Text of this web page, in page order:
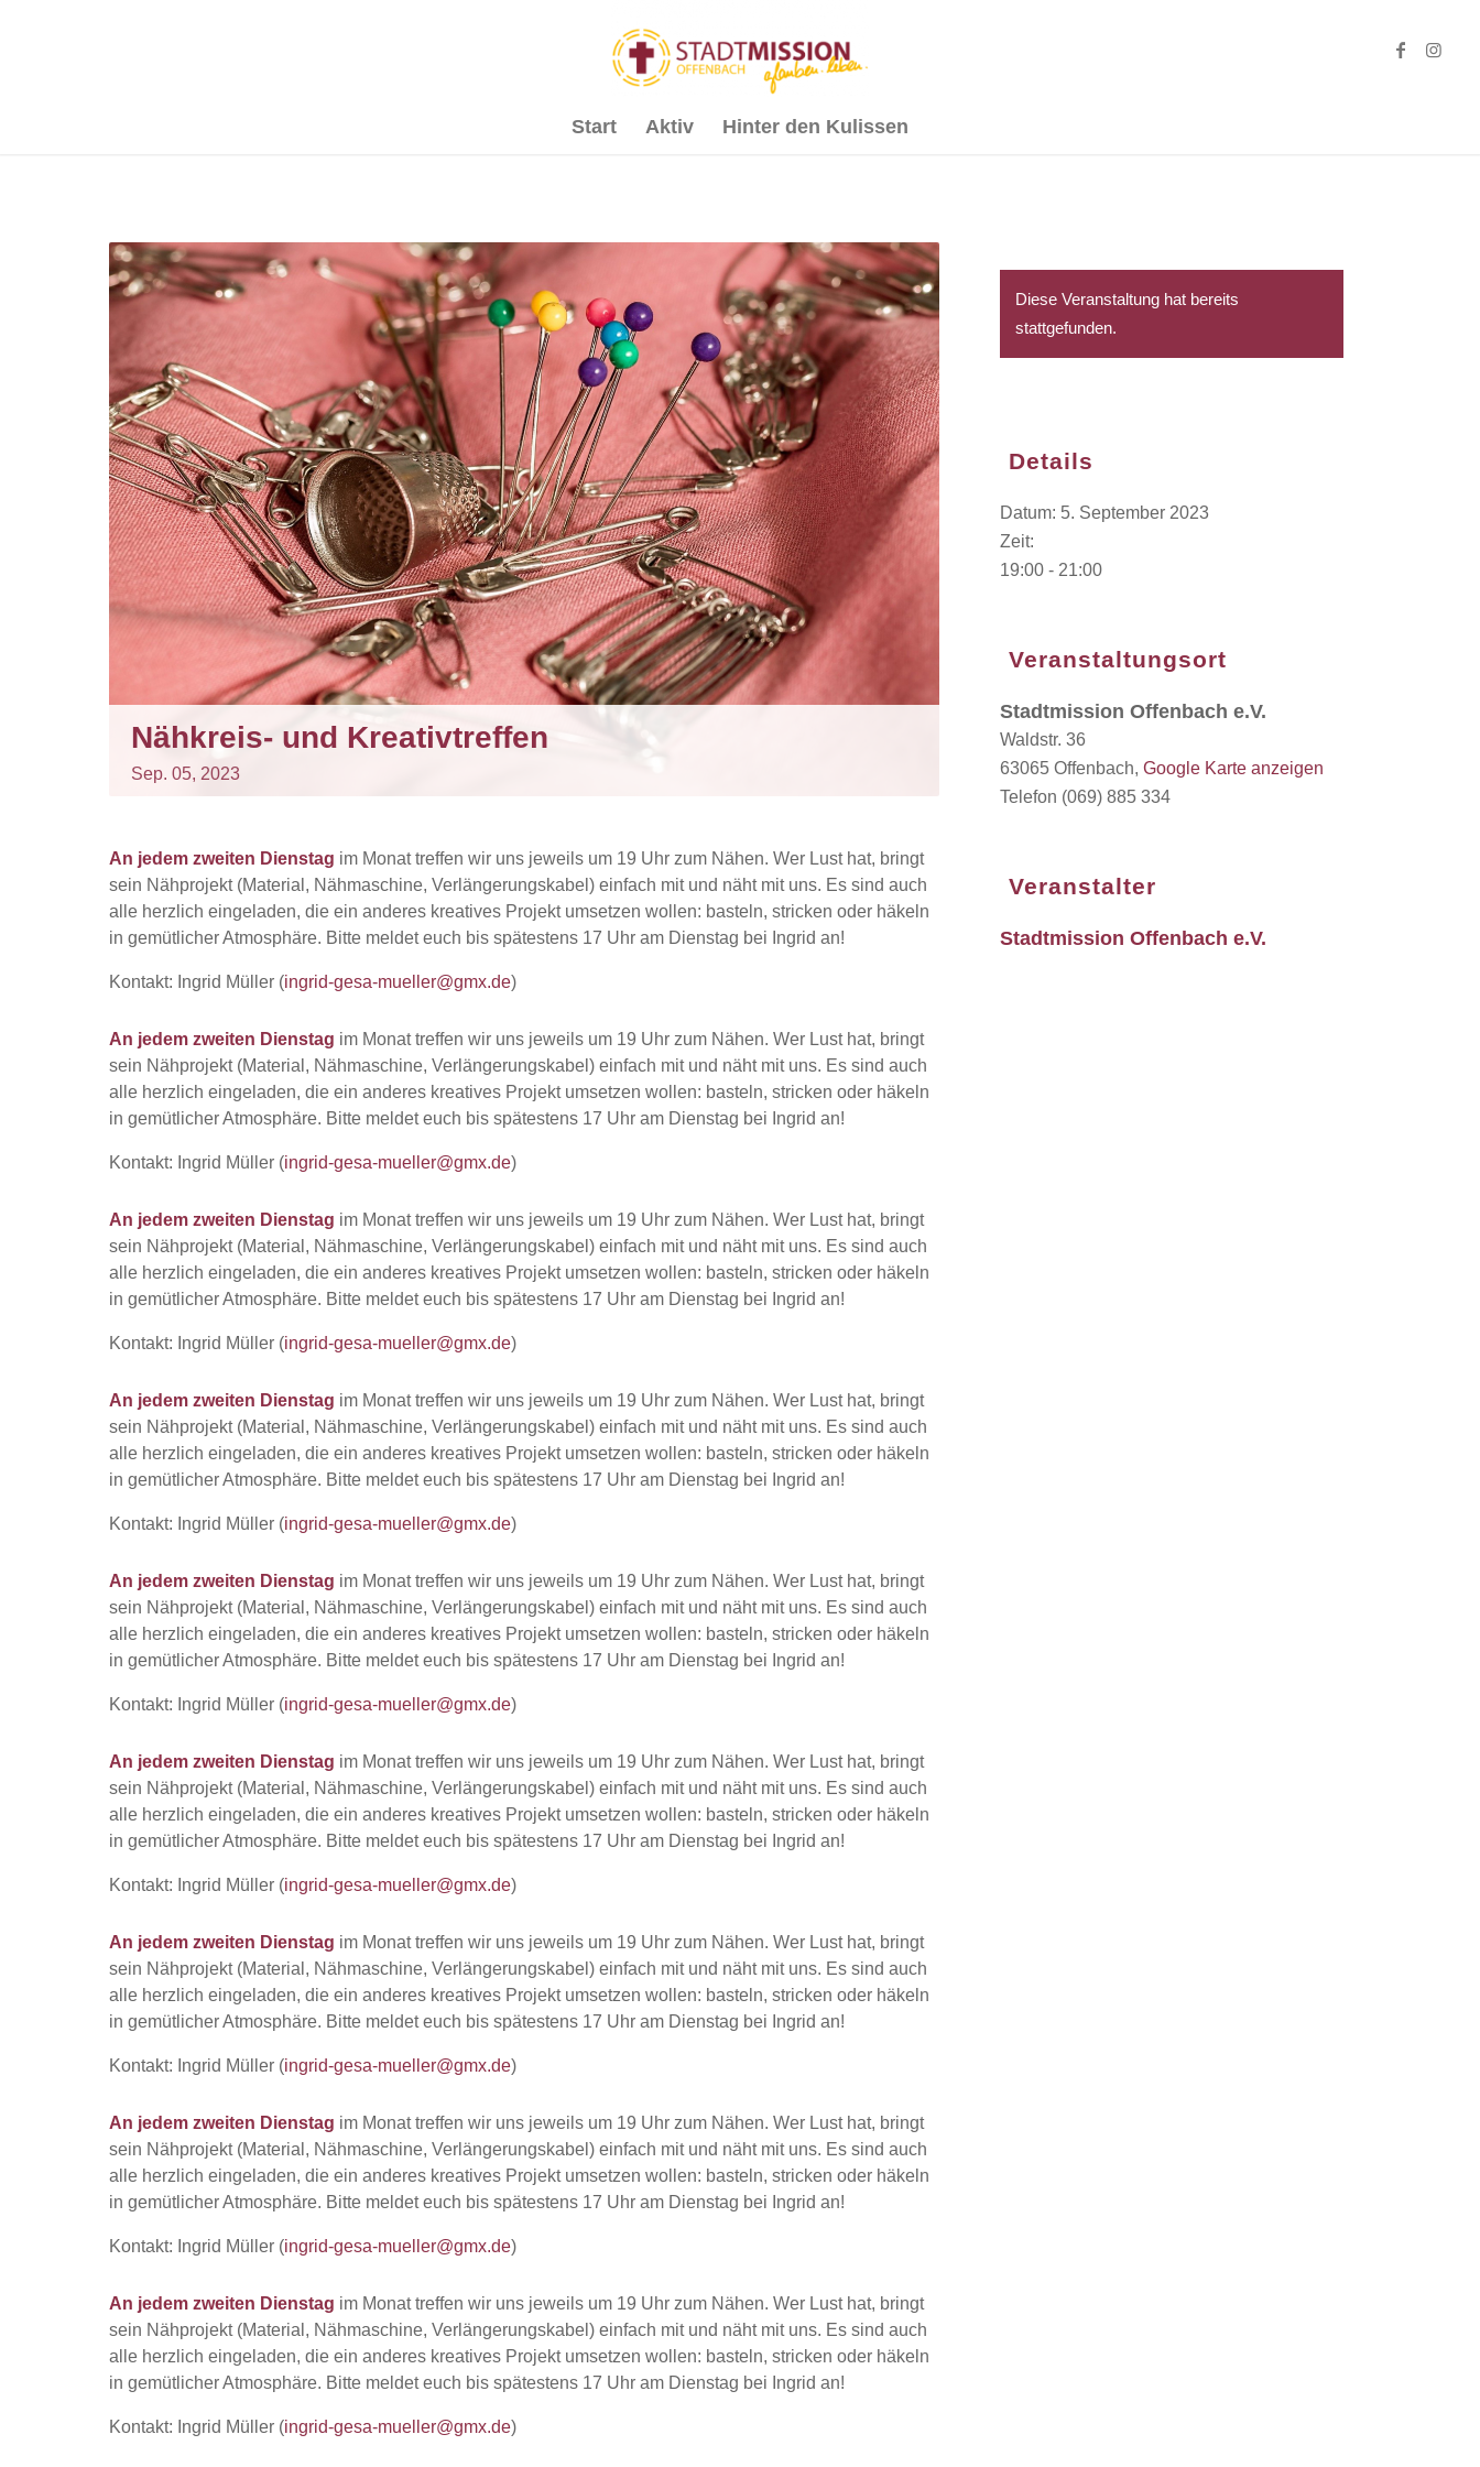
Start Aktiv Hinter den Kulissen
Nähkreis- und Kreativtreffen
Sep. 05, 2023
An jedem zweiten Dienstag im Monat treffen wir uns jeweils um 19 Uhr zum Nähen. Wer Lust hat, bringt
sein Nähprojekt (Material, Nähmaschine, Verlängerungskabel) einfach mit und näht mit uns. Es sind auch
alle herzlich eingeladen, die ein anderes kreatives Projekt umsetzen wollen: basteln, stricken oder häkeln
in gemütlicher Atmosphäre. Bitte meldet euch bis spätestens 17 Uhr am Dienstag bei Ingrid an!
Kontakt: Ingrid Müller (ingrid-gesa-mueller@gmx.de)
An jedem zweiten Dienstag im Monat treffen wir uns jeweils um 19 Uhr zum Nähen. Wer Lust hat, bringt
sein Nähprojekt (Material, Nähmaschine, Verlängerungskabel) einfach mit und näht mit uns. Es sind auch
alle herzlich eingeladen, die ein anderes kreatives Projekt umsetzen wollen: basteln, stricken oder häkeln
in gemütlicher Atmosphäre. Bitte meldet euch bis spätestens 17 Uhr am Dienstag bei Ingrid an!
Kontakt: Ingrid Müller (ingrid-gesa-mueller@gmx.de)
An jedem zweiten Dienstag im Monat treffen wir uns jeweils um 19 Uhr zum Nähen. Wer Lust hat, bringt
sein Nähprojekt (Material, Nähmaschine, Verlängerungskabel) einfach mit und näht mit uns. Es sind auch
alle herzlich eingeladen, die ein anderes kreatives Projekt umsetzen wollen: basteln, stricken oder häkeln
in gemütlicher Atmosphäre. Bitte meldet euch bis spätestens 17 Uhr am Dienstag bei Ingrid an!
Kontakt: Ingrid Müller (ingrid-gesa-mueller@gmx.de)
An jedem zweiten Dienstag im Monat treffen wir uns jeweils um 19 Uhr zum Nähen. Wer Lust hat, bringt
sein Nähprojekt (Material, Nähmaschine, Verlängerungskabel) einfach mit und näht mit uns. Es sind auch
alle herzlich eingeladen, die ein anderes kreatives Projekt umsetzen wollen: basteln, stricken oder häkeln
in gemütlicher Atmosphäre. Bitte meldet euch bis spätestens 17 Uhr am Dienstag bei Ingrid an!
Kontakt: Ingrid Müller (ingrid-gesa-mueller@gmx.de)
An jedem zweiten Dienstag im Monat treffen wir uns jeweils um 19 Uhr zum Nähen. Wer Lust hat, bringt
sein Nähprojekt (Material, Nähmaschine, Verlängerungskabel) einfach mit und näht mit uns. Es sind auch
alle herzlich eingeladen, die ein anderes kreatives Projekt umsetzen wollen: basteln, stricken oder häkeln
in gemütlicher Atmosphäre. Bitte meldet euch bis spätestens 17 Uhr am Dienstag bei Ingrid an!
Kontakt: Ingrid Müller (ingrid-gesa-mueller@gmx.de)
An jedem zweiten Dienstag im Monat treffen wir uns jeweils um 19 Uhr zum Nähen. Wer Lust hat, bringt
sein Nähprojekt (Material, Nähmaschine, Verlängerungskabel) einfach mit und näht mit uns. Es sind auch
alle herzlich eingeladen, die ein anderes kreatives Projekt umsetzen wollen: basteln, stricken oder häkeln
in gemütlicher Atmosphäre. Bitte meldet euch bis spätestens 17 Uhr am Dienstag bei Ingrid an!
Kontakt: Ingrid Müller (ingrid-gesa-mueller@gmx.de)
An jedem zweiten Dienstag im Monat treffen wir uns jeweils um 19 Uhr zum Nähen. Wer Lust hat, bringt
sein Nähprojekt (Material, Nähmaschine, Verlängerungskabel) einfach mit und näht mit uns. Es sind auch
alle herzlich eingeladen, die ein anderes kreatives Projekt umsetzen wollen: basteln, stricken oder häkeln
in gemütlicher Atmosphäre. Bitte meldet euch bis spätestens 17 Uhr am Dienstag bei Ingrid an!
Kontakt: Ingrid Müller (ingrid-gesa-mueller@gmx.de)
An jedem zweiten Dienstag im Monat treffen wir uns jeweils um 19 Uhr zum Nähen. Wer Lust hat, bringt
sein Nähprojekt (Material, Nähmaschine, Verlängerungskabel) einfach mit und näht mit uns. Es sind auch
alle herzlich eingeladen, die ein anderes kreatives Projekt umsetzen wollen: basteln, stricken oder häkeln
in gemütlicher Atmosphäre. Bitte meldet euch bis spätestens 17 Uhr am Dienstag bei Ingrid an!
Kontakt: Ingrid Müller (ingrid-gesa-mueller@gmx.de)
An jedem zweiten Dienstag im Monat treffen wir uns jeweils um 19 Uhr zum Nähen. Wer Lust hat, bringt
sein Nähprojekt (Material, Nähmaschine, Verlängerungskabel) einfach mit und näht mit uns. Es sind auch
alle herzlich eingeladen, die ein anderes kreatives Projekt umsetzen wollen: basteln, stricken oder häkeln
in gemütlicher Atmosphäre. Bitte meldet euch bis spätestens 17 Uhr am Dienstag bei Ingrid an!
Kontakt: Ingrid Müller (ingrid-gesa-mueller@gmx.de)
Diese Veranstaltung hat bereits
stattgefunden.
Details
Datum: 5. September 2023
Zeit:
19:00 - 21:00
Veranstaltungsort
Stadtmission Offenbach e.V.
Waldstr. 36
63065 Offenbach, Google Karte anzeigen
Telefon (069) 885 334
Veranstalter
Stadtmission Offenbach e.V.